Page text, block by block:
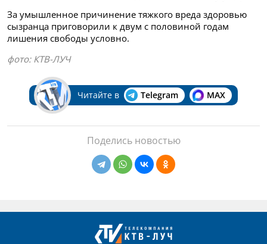
За умышленное причинение тяжкого вреда здоровью
сызранца приговорили к двум с половиной годам
лишения свободы условно.
фото: КТВ-ЛУЧ
Читайте в Telegram MAX
Поделись новостью